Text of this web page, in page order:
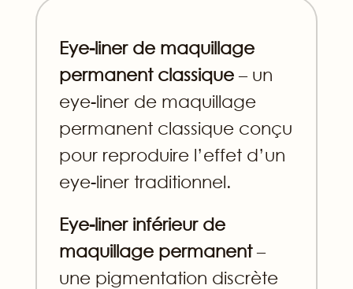
Eye-liner de maquillage
permanent classique– un
eye-liner de maquillage
permanent classique conçu
pour reproduire l’effet d’un
eye-liner traditionnel.
Eye-liner inférieur de
maquillage permanent–
une pigmentation discrète